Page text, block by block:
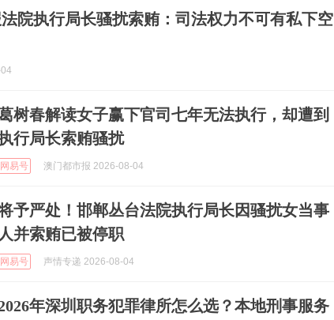
院执行局长骚扰索贿：司法权力不可有私下空
树春解读女子赢下官司七年无法执行，却遭到
行局长索贿骚扰
网易号 澳门都市报 2026-08-04
予严处！邯郸丛台法院执行局长因骚扰女当事
人并索贿已被停职
网易号 声情专递 2026-08-04
年深圳职务犯罪律所怎么选？本地刑事服务